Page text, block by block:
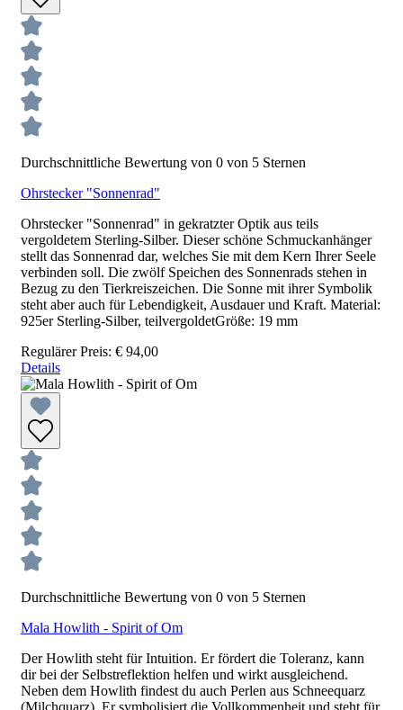
Durchschnittliche Bewertung von 0 von 5 Sternen
Ohrstecker "Sonnenrad"
Ohrstecker "Sonnenrad" in gekratzter Optik aus teils
vergoldetem Sterling-Silber. Dieser schöne Schmuckanhänger
stellt das Sonnenrad dar, welches Sie mit dem Kern Ihrer Seele
verbinden soll. Die zwölf Speichen des Sonnenrads stehen in
Bezug zu den Tierkreiszeichen. Die Sonne mit ihrer Symbolik
steht aber auch für Lebendigkeit, Ausdauer und Kraft. Material:
925er Sterling-Silber, teilvergoldetGröße: 19 mm
Regulärer Preis: € 94,00
Details
Durchschnittliche Bewertung von 0 von 5 Sternen
Mala Howlith - Spirit of Om
Der Howlith steht für Intuition. Er fördert die Toleranz, kann
dir bei der Selbstreflektion helfen und wirkt ausgleichend.
Neben dem Howlith findest du auch Perlen aus Schneequarz
(Milchquarz). Er symbolisiert die Vollkommenheit und steht für